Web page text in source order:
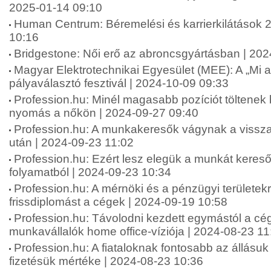
2025-01-14 09:10
Human Centrum: Béremelési és karrierkilátások
10:16
Bridgestone: Női erő az abroncsgyártásban |
Magyar Elektrotechnikai Egyesület (MEE): A „Mi
pályaválasztó fesztivál | 2024-10-09 09:33
Profession.hu: Minél magasabb pozíciót
nyomás a nőkön | 2024-09-27 09:40
Profession.hu: A munkakeresők vágynak a
után | 2024-09-23 11:02
Profession.hu: Ezért lesz elegük a munkát
folyamatból | 2024-09-23 10:34
Profession.hu: A mérnöki és a pénzügyi
frissdiplomást a cégek | 2024-09-19 10:58
Profession.hu: Távolodni kezdett egymástól a
munkavállalók home office-víziója | 2024-08-23
Profession.hu: A fiataloknak fontosabb az
fizetésük mértéke | 2024-08-23 10:36